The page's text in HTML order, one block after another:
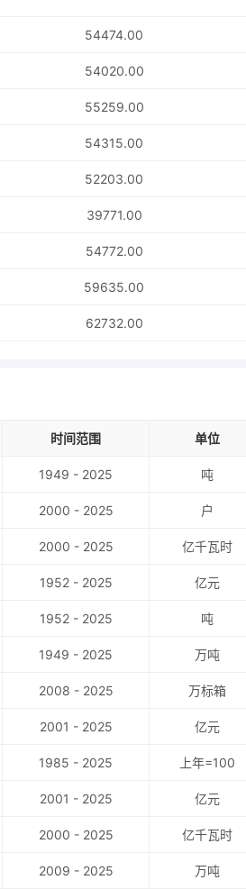
54474.00
54020.00
55259.00
54315.00
52203.00
39771.00
54772.00
59635.00
62732.00
时间范围 单位
1949 - 2025 吨
2000 - 2025 户
2000 - 2025 亿千瓦时
1952 - 2025 亿元
1952 - 2025 吨
1949 - 2025 万吨
2008 - 2025 万标箱
2001 - 2025 亿元
1985 - 2025 上年=100
2001 - 2025 亿元
2000 - 2025 亿千瓦时
2009 - 2025 万吨